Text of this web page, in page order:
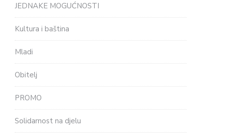
JEDNAKE MOGUĆNOSTI
Kultura i baština
Mladi
Obitelj
PROMO
Solidarnost na djelu